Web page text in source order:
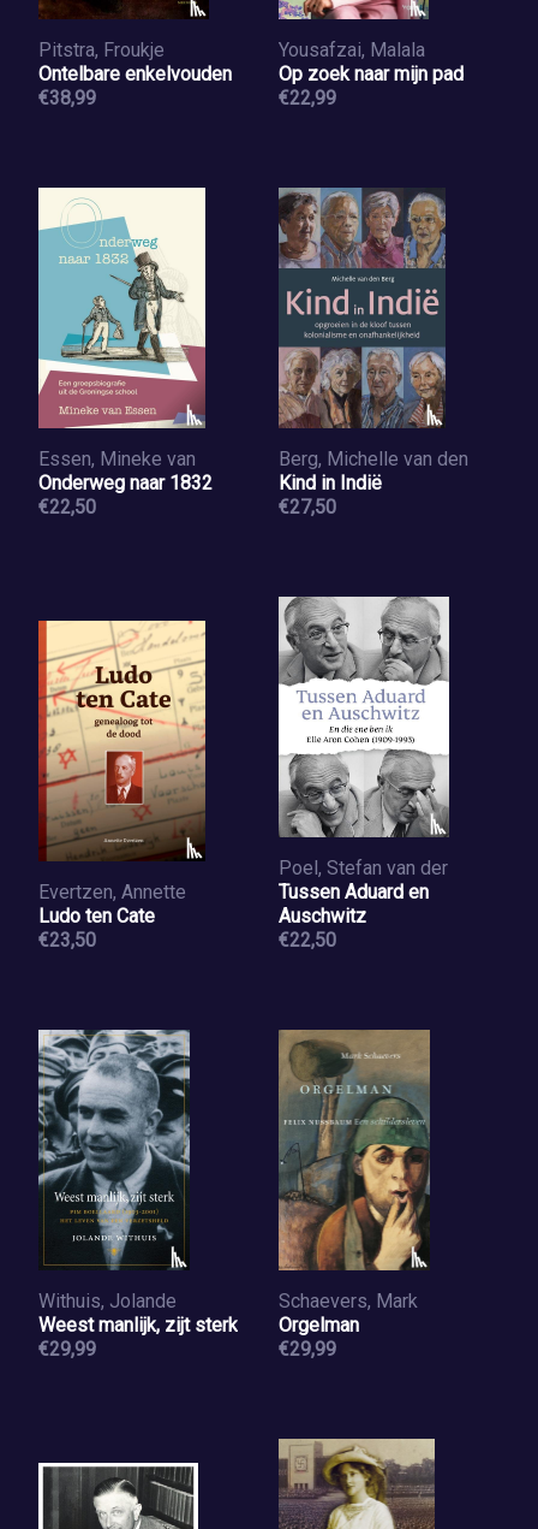
Pitstra, Froukje
Ontelbare enkelvouden
€38,99
Yousafzai, Malala
Op zoek naar mijn pad
€22,99
Essen, Mineke van
Onderweg naar 1832
€22,50
Berg, Michelle van den
Kind in Indië
€27,50
Evertzen, Annette
Ludo ten Cate
€23,50
Poel, Stefan van der
Tussen Aduard en
Auschwitz
€22,50
Withuis, Jolande
Weest manlijk, zijt sterk
€29,99
Schaevers, Mark
Orgelman
€29,99